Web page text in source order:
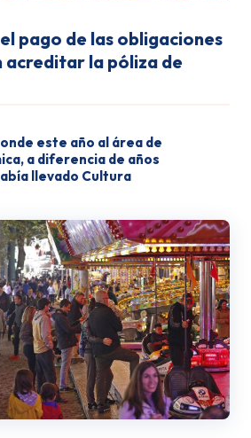
pago de las obligaciones
la póliza de
este año al área de
a diferencia de años
llevado Cultura